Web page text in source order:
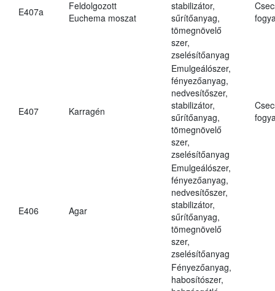
E407a
Feldolgozott
Euchema moszat
stabilizátor,
sűrítőanyag,
tömegnövelő
szer,
zselésítőanyag
E407 Karragén
Emulgeálószer,
fényezőanyag,
nedvesítőszer,
stabilizátor,
sűrítőanyag,
tömegnövelő
szer,
zselésítőanyag
E406 Agar
Emulgeálószer,
fényezőanyag,
nedvesítőszer,
stabilizátor,
sűrítőanyag,
tömegnövelő
szer,
zselésítőanyag
Fényezőanyag,
habosítószer,